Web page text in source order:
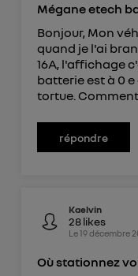
Mégane etech
Bonjour, Mon
quand je l'ai
16A, l'affichage
batterie est à 0
tortue.
répondre
Kaelvin
28likes
Le19 décembre
Où stationnez